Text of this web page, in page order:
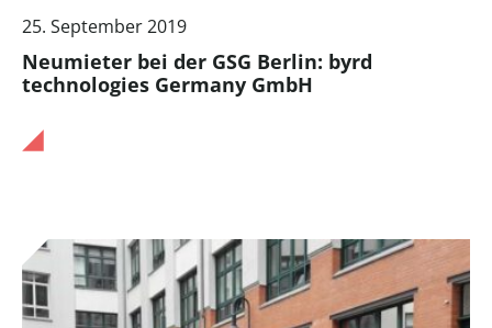
25. September 2019
Neumieter bei der GSG Berlin: byrd
technologies Germany GmbH